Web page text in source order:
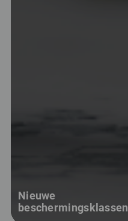
Nieuwe
beschermingsklassen